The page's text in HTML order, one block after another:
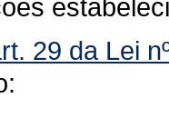
29 da Lei